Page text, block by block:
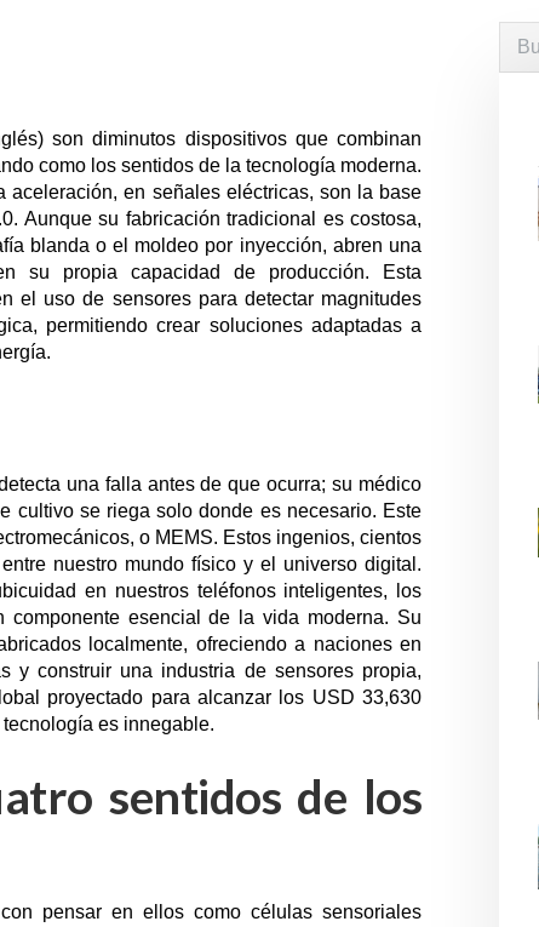
son diminutos dispositivos que combinan
como los sentidos de la tecnología moderna.
aceleración, en señales eléctricas, son la base
Aunque su fabricación tradicional es costosa,
blanda o el moldeo por inyección, abren una
su propia capacidad de producción. Esta
el uso de sensores para detectar magnitudes
permitiendo crear soluciones adaptadas a
una falla antes de que ocurra; su médico
cultivo se riega solo donde es necesario. Este
o MEMS. Estos ingenios, cientos
nuestro mundo físico y el universo digital.
en nuestros teléfonos inteligentes, los
esencial de la vida moderna. Su
localmente, ofreciendo a naciones en
y construir una industria de sensores propia,
proyectado para alcanzar los USD 33,630
es innegable.
sentidos de los
pensar en ellos como células sensoriales